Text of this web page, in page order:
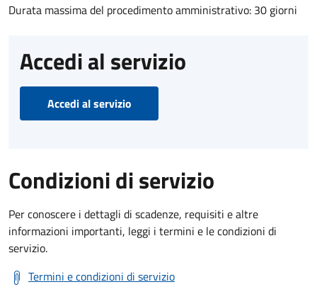
Durata massima del procedimento amministrativo: 30 giorni
Accedi al servizio
Accedi al servizio
Condizioni di servizio
Per conoscere i dettagli di scadenze, requisiti e altre
informazioni importanti, leggi i termini e le condizioni di
servizio.
Termini e condizioni di servizio